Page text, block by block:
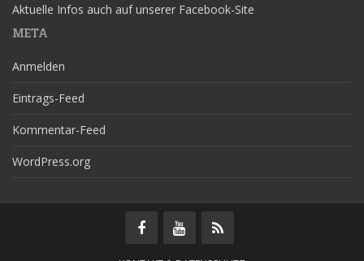
Aktuelle Infos auch auf unserer Facebook-Site
META
Anmelden
Eintrags-Feed
Kommentar-Feed
WordPress.org